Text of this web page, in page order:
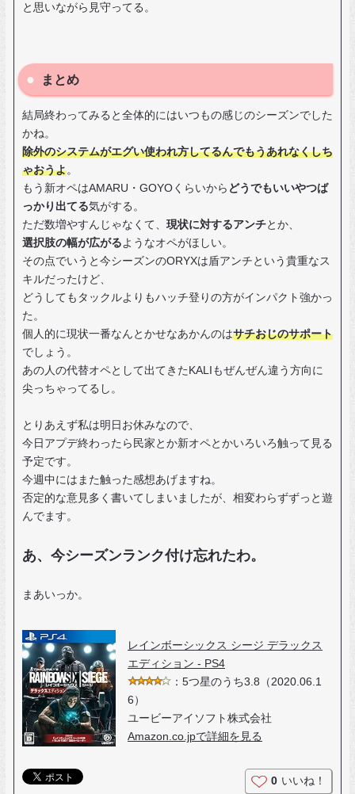
と思いながら見守ってる。
まとめ
結局終わってみると全体的にはいつもの感じのシーズンでした
かね。
除外のシステムがエグい使われ方してるんでもうあれなくしち
ゃおうよ。
もう新オペはAMARU・GOYOくらいから どうでもいいやつば
っかり出てる気がする。
ただ数増やすんじゃなくて、 現状に対するアンチとか、
選択肢の幅が広がる ようなオペがほしい。
その点でいうと今シーズンのORYXは盾アンチという貴重なス
キルだったけど、
どうしてもタックルよりもハッチ登りの方がインパクト強かっ
た。
個人的に現状一番なんとかせなあかんのはサチおじのサポート
でしょう。
あの人の代替オペとして出てきたKALIもぜんぜん違う方向に
尖っちゃってるし。
とりあえず私は明日お休みなので、
今日アプデ終わったら民家とか新オペとかいろいろ触って見る
予定です。
今週中にはまた触った感想あげますね。
否定的な意見多く書いてしまいましたが、相変わらずずっと遊
んでます。
あ、今シーズンランク付け忘れたわ。
まあいっか。
レインボーシックス シージ デラックス
エディション - PS4
：5つ星のうち3.8（2020.06.1
6）
ユービーアイソフト株式会社
Amazon.co.jpで詳細を見る
0 いいね！